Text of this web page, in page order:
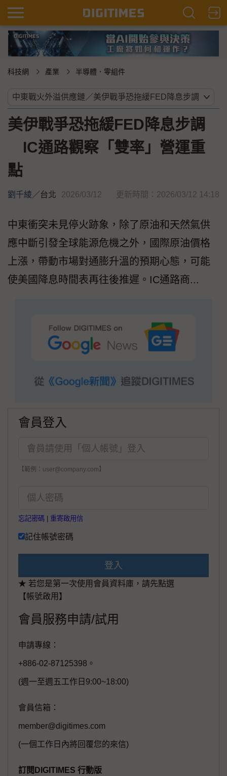
科技網 產業 半導體．零組件
美伊戰爭恐拖緩FED降息步調
IC通路觀察「雙率」營運重
點
劉千綾／台北 2026/03/12 更新時間：2026/03/12 14:18
中東衝突未見停火跡象，除了原油和天然氣供
應中斷引發全球能源危機之外，國際原油價格
上漲，帶動市場對通膨升溫的預期心態，可能
使美國降息時間表再往後推遲。IC通路商...
會員登入
【範例：user@company.com】
忘記密碼 重寄啟用信
記住帳號密碼
登入
★ 若您是第一次使用會員資料庫，請先點選
【帳號啟用】
會員服務申請/試用
申請專線：
+886-02-87125398。
(週一至週五工作日9:00~18:00)
會員信箱：
member@digitimes.com
(一個工作日內將回覆您的來信)
訂閱DIGITIMES 行動版